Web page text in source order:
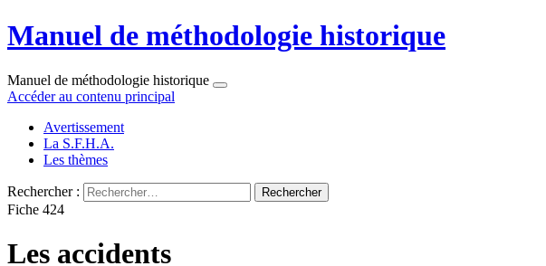
Manuel de méthodologie historique
Manuel de méthodologie historique
Accéder au contenu principal
Avertissement
La S.F.H.A.
Les thèmes
Rechercher :
Fiche 424
Les accidents